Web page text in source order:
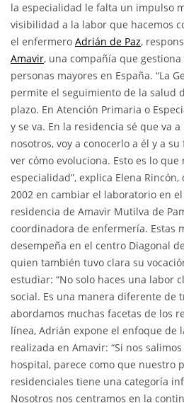
la especialidad le falta un impulso
visibilidad a la labor que hacemos
el enfermero Adrián de Paz,
Amavir, una compañía que
personas mayores en España. “La
permite el seguimiento de la salud
plazo. En Atención Primaria o
y se va. En la residencia sé que va
nosotros, voy a conocerlo a él y a
ver cómo evoluciona. Esto es lo
especialidad”, explica Elena
2002 en cambiar el laboratorio en
residencia de Amavir Mutilva de
coordinadora de enfermería. Estas
desempeña en el centro Diagonal
quien también tuvo clara su
estudiar: “No solo haces una labor
social. Es una manera diferente de
abordamos muchas facetas de los
línea, Adrián expone el enfoque de
realizada en Amavir: “Si nos
hospital, parece como que nuestro
residenciales tiene una categoría
Nosotros nos centramos en la